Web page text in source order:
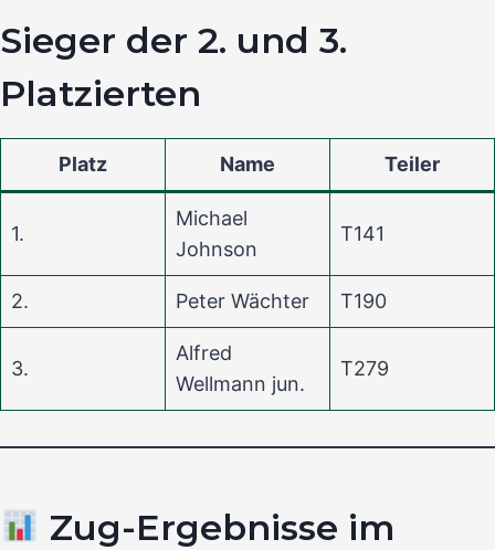
Sieger der 2. und 3.
Platzierten
Platz Name Teiler
1.
Michael
Johnson
T141
2. Peter Wächter T190
3.
Alfred
Wellmann jun.
T279
Zug-Ergebnisse im